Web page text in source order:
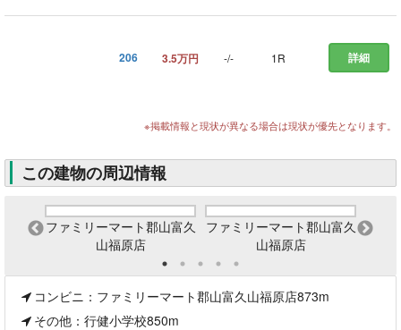
206 3.5万円 -/- 1R 詳細
※掲載情報と現状が異なる場合は現状が優先となります。
この建物の周辺情報
富久
ファミリーマート郡山富久
山福原店
ファミリーマート郡山富久
山福原店
コンビニ：ファミリーマート郡山富久山福原店873m
その他：行健小学校850m